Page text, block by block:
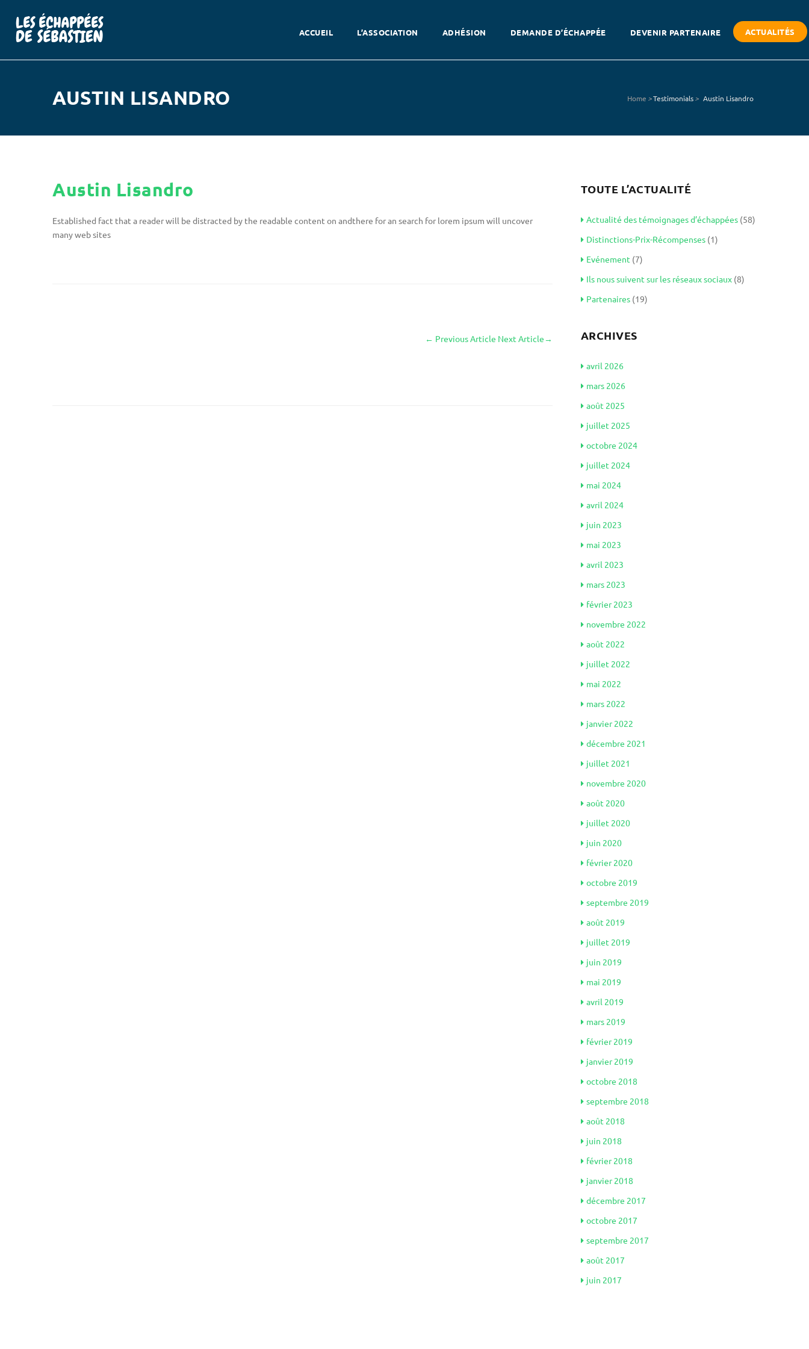
ACCUEIL L’ASSOCIATION ADHÉSION DEMANDE D’ÉCHAPPÉE DEVENIR PARTENAIRE ACTUALITÉS
AUSTIN LISANDRO Home >Testimonials> Austin Lisandro
Austin Lisandro
Established fact that a reader will be distracted by the readable content on andthere for an search for lorem ipsum will uncover
many web sites
← Previous Article Next Article→
TOUTE L’ACTUALITÉ
Actualité des témoignages d’échappées(58)
Distinctions-Prix-Récompenses(1)
Evénement (7)
Ils nous suivent sur les réseaux sociaux(8)
Partenaires(19)
ARCHIVES
avril 2026
mars 2026
août 2025
juillet 2025
octobre 2024
juillet 2024
mai 2024
avril 2024
juin 2023
mai 2023
avril 2023
mars 2023
février 2023
novembre 2022
août 2022
juillet 2022
mai 2022
mars 2022
janvier 2022
décembre 2021
juillet 2021
novembre 2020
août 2020
juillet 2020
juin 2020
février 2020
octobre 2019
septembre 2019
août 2019
juillet 2019
juin 2019
mai 2019
avril 2019
mars 2019
février 2019
janvier 2019
octobre 2018
septembre 2018
août 2018
juin 2018
février 2018
janvier 2018
décembre 2017
octobre 2017
septembre 2017
août 2017
juin 2017